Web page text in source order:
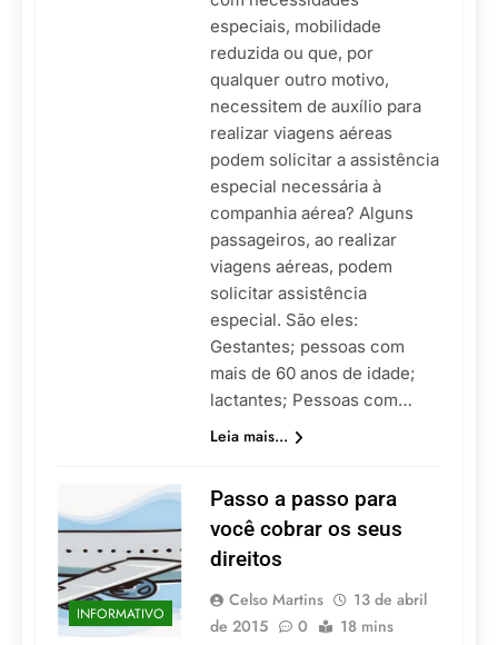
especiais, mobilidade
reduzida ou que, por
qualquer outro motivo,
necessitem de auxílio para
realizar viagens aéreas
podem solicitar a assistência
especial necessária à
companhia aérea? Alguns
passageiros, ao realizar
viagens aéreas, podem
solicitar assistência
especial. São eles:
Gestantes; pessoas com
mais de 60 anos de idade;
lactantes; Pessoas com…
Leia mais...
INFORMATIVO
Passo a passo para
você cobrar os seus
direitos
Celso Martins
13 de abril
de 2015
0 18 mins